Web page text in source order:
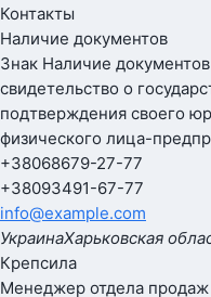
Контакты
Наличие документов
Знак Наличие документов
свидетельство о
подтверждения своего
физического лица-
+38068679-27-77
+38093491-67-77
info@example.com
УкраинаХарьковская
Крепсила
Менеджер отдела продаж